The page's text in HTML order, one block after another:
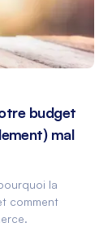
budget
mal
la
comment